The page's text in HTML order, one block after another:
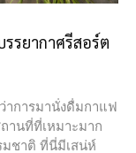
รรยากาศรีสอร์ต
าการมานั่งดื่มกาแฟ
านที่ที่เหมาะมาก
มชาติ ที่นี่มีเสน่ห์